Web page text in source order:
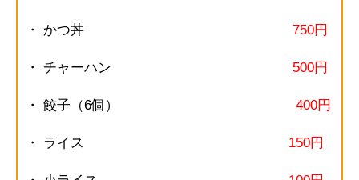
・ かつ丼 750円
・ チャーハン 500円
・ 餃子（6個） 400円
・ ライス 150円